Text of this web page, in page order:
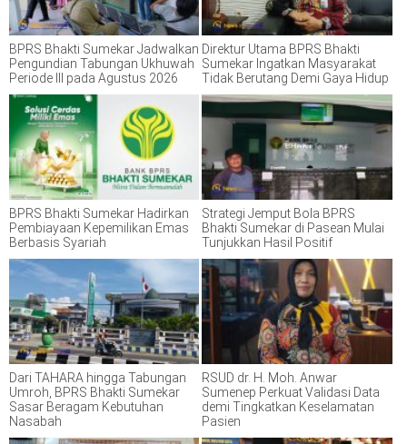
BPRS Bhakti Sumekar Jadwalkan
Pengundian Tabungan Ukhuwah
Periode III pada Agustus 2026
Direktur Utama BPRS Bhakti
Sumekar Ingatkan Masyarakat
Tidak Berutang Demi Gaya Hidup
BPRS Bhakti Sumekar Hadirkan
Pembiayaan Kepemilikan Emas
Berbasis Syariah
Strategi Jemput Bola BPRS
Bhakti Sumekar di Pasean Mulai
Tunjukkan Hasil Positif
Dari TAHARA hingga Tabungan
Umroh, BPRS Bhakti Sumekar
Sasar Beragam Kebutuhan
Nasabah
RSUD dr. H. Moh. Anwar
Sumenep Perkuat Validasi Data
demi Tingkatkan Keselamatan
Pasien